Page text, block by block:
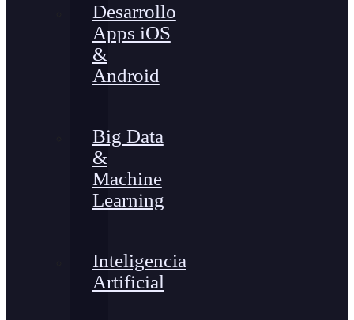
Desarrollo
Apps iOS
&
Android
Big Data
&
Machine
Learning
Inteligencia
Artificial